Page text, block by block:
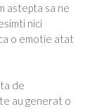
astepta sa ne
nici
o emotie atat
de
au generat o